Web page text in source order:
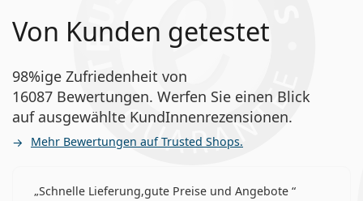
Von Kunden getestet
98%ige Zufriedenheit von
16087 Bewertungen. Werfen Sie einen Blick
auf ausgewählte KundInnenrezensionen.
Mehr Bewertungen auf Trusted Shops.
Schnelle Lieferung,gute Preise und Angebote